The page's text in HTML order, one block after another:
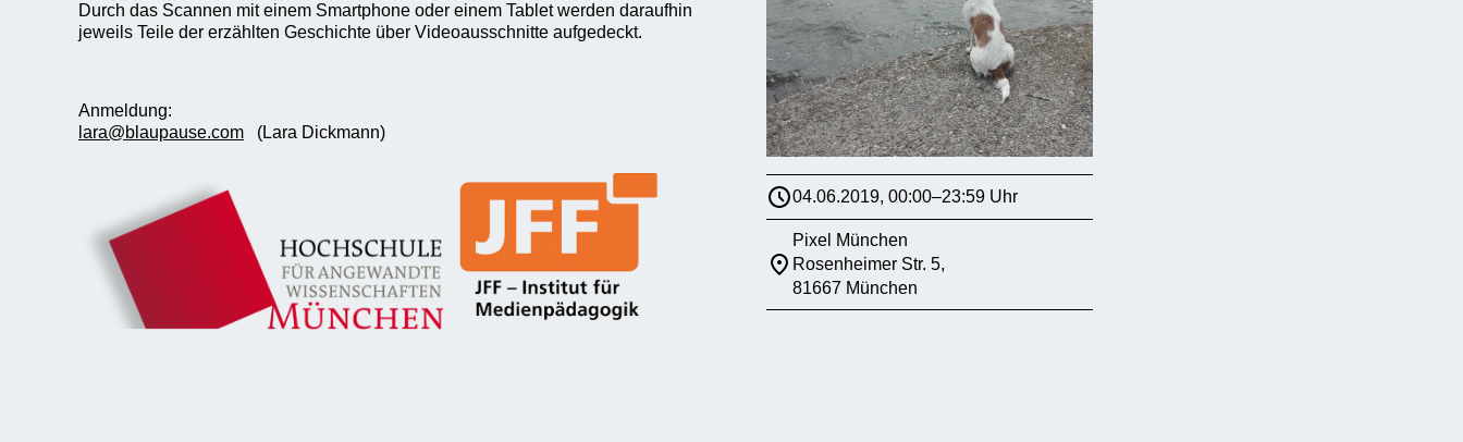
Durch das Scannen mit einem Smartphone oder einem Tablet werden daraufhin
jeweils Teile der erzählten Geschichte über Videoausschnitte aufgedeckt.
Anmeldung:
lara@blaupause.com (Lara Dickmann)
04.06.2019, 00:00–23:59 Uhr
Pixel München
Rosenheimer Str. 5,
81667 München